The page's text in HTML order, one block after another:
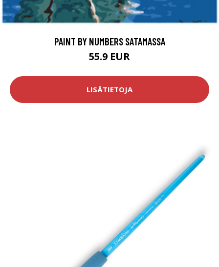
PAINT BY NUMBERS SATAMASSA
55.9 EUR
LISÄTIETOJA